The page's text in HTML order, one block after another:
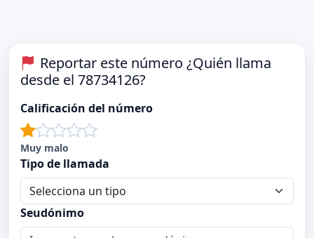
Reportar este número ¿Quién llama
desde el 78734126?
Calificación del número
Muy malo
Tipo de llamada
Seudónimo